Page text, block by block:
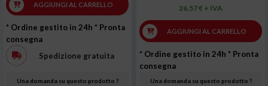
AGGIUNGI AL CARRELLO
* Ordine gestito in 24h * Pronta
consegna
Spedizione gratuita
Una domanda su questo prodotto ?
26,57 € + IVA
AGGIUNGI AL CARRELLO
* Ordine gestito in 24h * Pronta
consegna
Una domanda su questo prodotto ?